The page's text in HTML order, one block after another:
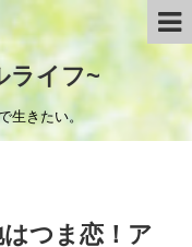
ライフ~
生きたい。
つま恋！ア